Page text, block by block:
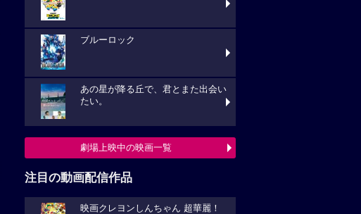
ブルーロック
あの星が降る丘で、君とまた出会い
たい。
劇場上映中の映画一覧
注目の動画配信作品
映画クレヨンしんちゃん 超華麗！